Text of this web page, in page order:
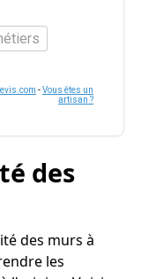
-Vous êtes un
artisan ?
des
des murs à
les